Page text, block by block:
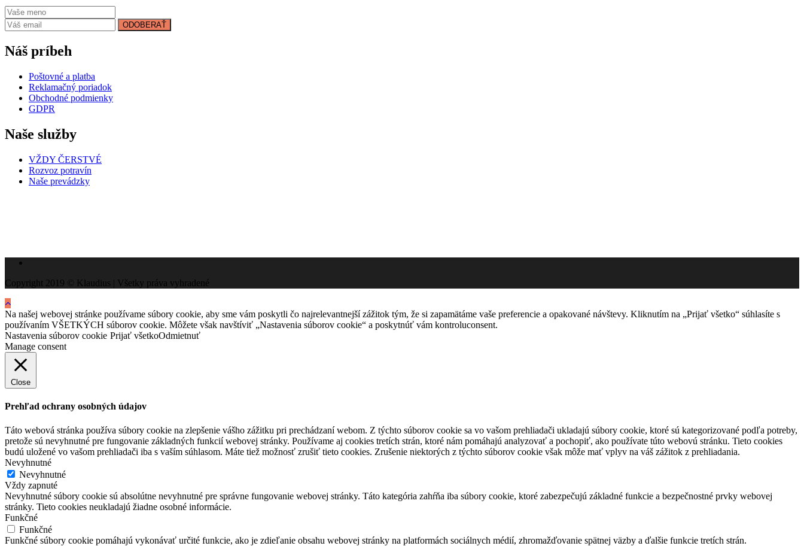
ODOBERAŤ
Náš príbeh
Poštovné a platba
Reklamačný poriadok
Obchodné podmienky
GDPR
Naše služby
VŽDY ČERSTVÉ
Rozvoz potravín
Naše prevádzky
Copyright 2019 © Klaudius | Všetky práva vyhradené
Na našej webovej stránke používame súbory cookie, aby sme vám poskytli čo najrelevantnejší zážitok tým, že si zapamätáme vaše preferencie a opakované návštevy. Kliknutím na „Prijať všetko“ súhlasíte s
používaním VŠETKÝCH súborov cookie. Môžete však navštíviť „Nastavenia súborov cookie“ a poskytnúť vám kontroluconsent.
Nastavenia súborov cookie Prijať všetkoOdmietnuť
Manage consent
Close
Prehľad ochrany osobných údajov
Táto webová stránka používa súbory cookie na zlepšenie vášho zážitku pri prechádzaní webom. Z týchto súborov cookie sa vo vašom prehliadači ukladajú súbory cookie, ktoré sú kategorizované podľa potreby,
pretože sú nevyhnutné pre fungovanie základných funkcií webovej stránky. Používame aj cookies tretích strán, ktoré nám pomáhajú analyzovať a pochopiť, ako používate túto webovú stránku. Tieto cookies
budú uložené vo vašom prehliadači iba s vaším súhlasom. Máte tiež možnosť zrušiť tieto cookies. Zrušenie niektorých z týchto súborov cookie však môže mať vplyv na váš zážitok z prehliadania.
Nevyhnutné
Nevyhnutné
Vždy zapnuté
Nevyhnutné súbory cookie sú absolútne nevyhnutné pre správne fungovanie webovej stránky. Táto kategória zahŕňa iba súbory cookie, ktoré zabezpečujú základné funkcie a bezpečnostné prvky webovej
stránky. Tieto cookies neukladajú žiadne osobné informácie.
Funkčné
Funkčné
Funkčné súbory cookie pomáhajú vykonávať určité funkcie, ako je zdieľanie obsahu webovej stránky na platformách sociálnych médií, zhromažďovanie spätnej väzby a ďalšie funkcie tretích strán.